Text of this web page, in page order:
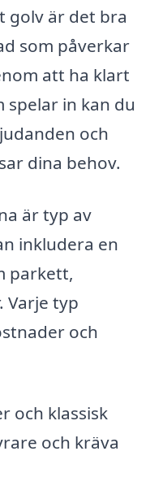
golv är det bra
som påverkar
att ha klart
spelar in kan du
och
dina behov.
är typ av
inkludera en
parkett,
Varje typ
och
och klassisk
och kräva